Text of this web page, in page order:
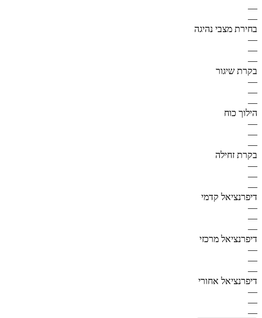
—
—
בחירת מצבי נהיגה
—
—
—
בקרת שיגור
—
—
—
הילוך כוח
—
—
—
בקרת זחילה
—
—
—
דיפרנציאל קדמי
—
—
—
דיפרנציאל מרכזי
—
—
—
דיפרנציאל אחורי
—
—
—